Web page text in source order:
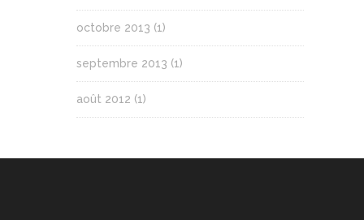
octobre 2013 (1)
septembre 2013 (1)
août 2012 (1)